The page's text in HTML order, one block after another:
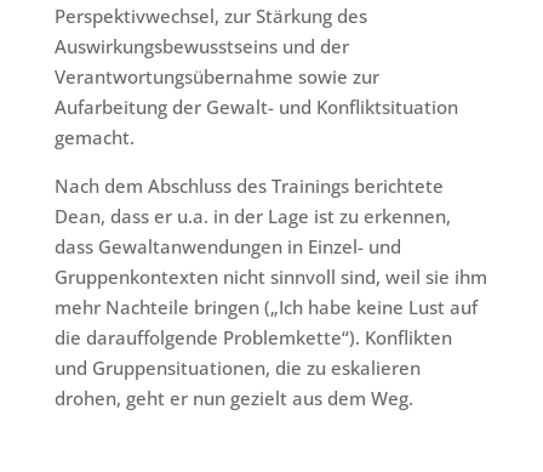
Perspektivwechsel, zur Stärkung des
Auswirkungsbewusstseins und der
Verantwortungsübernahme sowie zur
Aufarbeitung der Gewalt- und Konfliktsituation
gemacht.
Nach dem Abschluss des Trainings berichtete
Dean, dass er u.a. in der Lage ist zu erkennen,
dass Gewaltanwendungen in Einzel- und
Gruppenkontexten nicht sinnvoll sind, weil sie ihm
mehr Nachteile bringen („Ich habe keine Lust auf
die darauffolgende Problemkette“). Konflikten
und Gruppensituationen, die zu eskalieren
drohen, geht er nun gezielt aus dem Weg.